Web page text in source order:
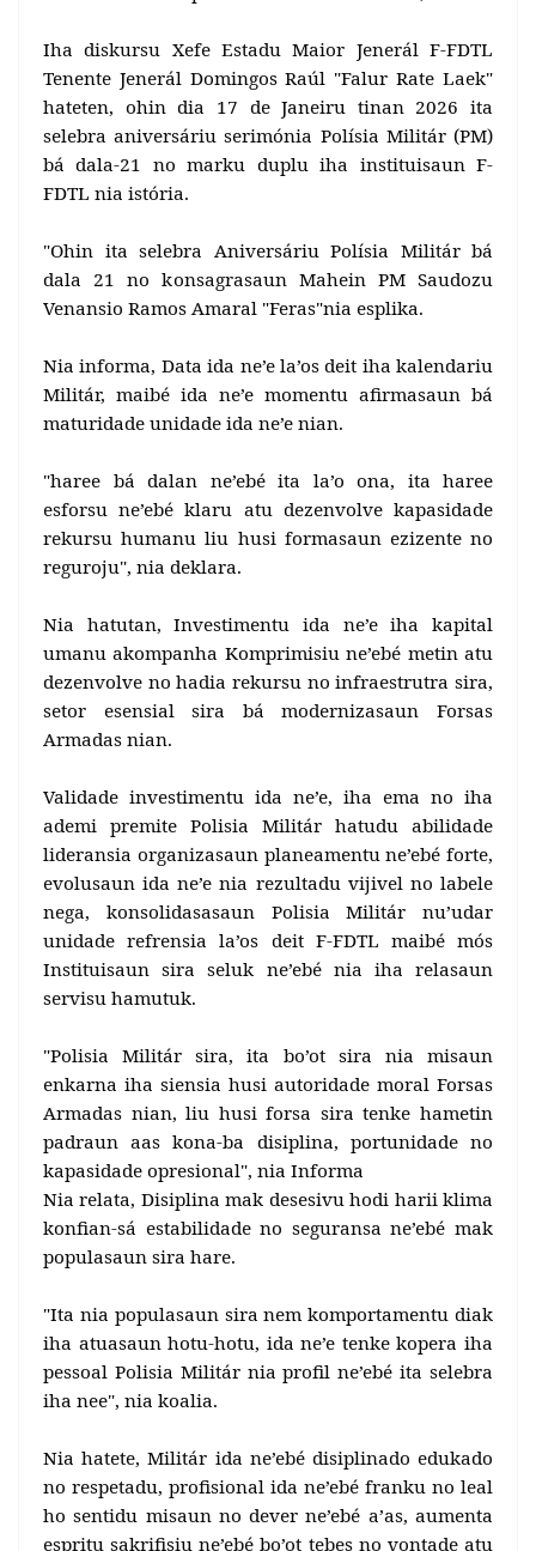
Iha diskursu Xefe Estadu Maior Jenerál F-FDTL
Tenente Jenerál Domingos Raúl "Falur Rate Laek"
hateten, ohin dia 17 de Janeiru tinan 2026 ita
selebra aniversáriu serimónia Polísia Militár (PM)
bá dala-21 no marku duplu iha instituisaun F-
FDTL nia istória.
"Ohin ita selebra Aniversáriu Polísia Militár bá
dala 21 no konsagrasaun Mahein PM Saudozu
Venansio Ramos Amaral "Feras"nia esplika.
Nia informa, Data ida ne’e la’os deit iha kalendariu
Militár, maibé ida ne’e momentu afirmasaun bá
maturidade unidade ida ne’e nian.
"haree bá dalan ne’ebé ita la’o ona, ita haree
esforsu ne’ebé klaru atu dezenvolve kapasidade
rekursu humanu liu husi formasaun ezizente no
reguroju", nia deklara.
Nia hatutan, Investimentu ida ne’e iha kapital
umanu akompanha Komprimisiu ne’ebé metin atu
dezenvolve no hadia rekursu no infraestrutra sira,
setor esensial sira bá modernizasaun Forsas
Armadas nian.
Validade investimentu ida ne’e, iha ema no iha
ademi premite Polisia Militár hatudu abilidade
lideransia organizasaun planeamentu ne’ebé forte,
evolusaun ida ne’e nia rezultadu vijivel no labele
nega, konsolidasasaun Polisia Militár nu’udar
unidade refrensia la’os deit F-FDTL maibé mós
Instituisaun sira seluk ne’ebé nia iha relasaun
servisu hamutuk.
"Polisia Militár sira, ita bo’ot sira nia misaun
enkarna iha siensia husi autoridade moral Forsas
Armadas nian, liu husi forsa sira tenke hametin
padraun aas kona-ba disiplina, portunidade no
kapasidade opresional", nia Informa
Nia relata, Disiplina mak desesivu hodi harii klima
konfian-sá estabilidade no seguransa ne’ebé mak
populasaun sira hare.
"Ita nia populasaun sira nem komportamentu diak
iha atuasaun hotu-hotu, ida ne’e tenke kopera iha
pessoal Polisia Militár nia profil ne’ebé ita selebra
iha nee", nia koalia.
Nia hatete, Militár ida ne’ebé disiplinado edukado
no respetadu, profisional ida ne’ebé franku no leal
ho sentidu misaun no dever ne’ebé a’as, aumenta
espritu sakrifisiu ne’ebé bo’ot tebes no vontade atu